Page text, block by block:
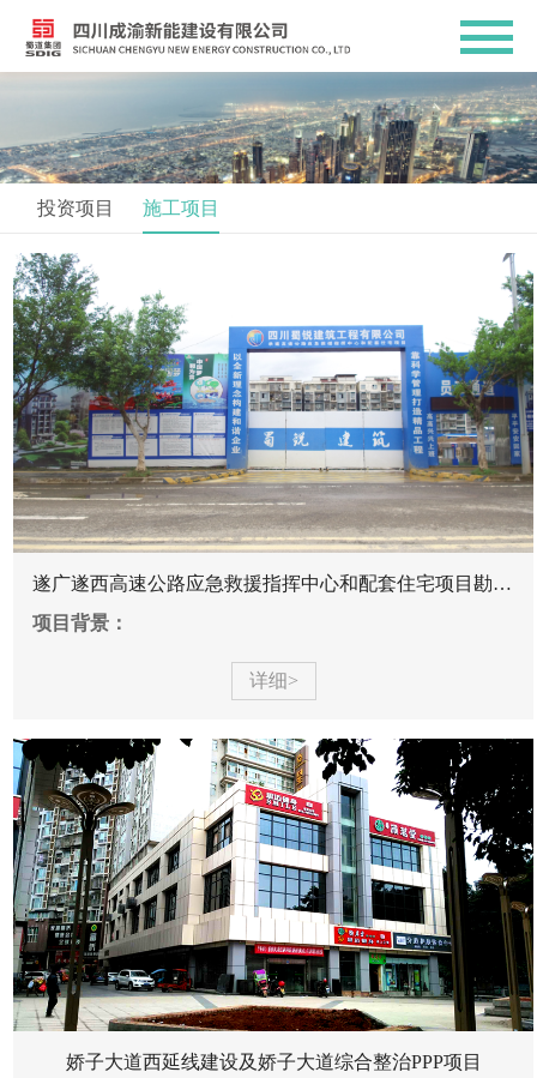
投资项目 施工项目
遂广遂西高速公路应急救援指挥中心和配套住宅项目勘察...
项目背景：
详细>
娇子大道西延线建设及娇子大道综合整治PPP项目